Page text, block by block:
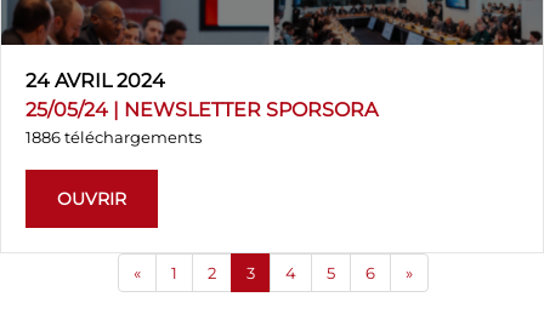
24 AVRIL 2024
25/05/24 | NEWSLETTER SPORSORA
1886 téléchargements
OUVRIR
« 1 2 3 4 5 6 »